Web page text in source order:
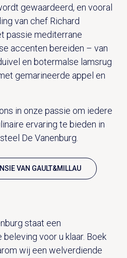
gewaardeerd, en vooral
van chef Richard
passie mediterrane
accenten bereiden – van
en botermalse lamsrug
gemarineerde appel en
in onze passie om iedere
ervaring te bieden in
De Vanenburg.
VAN GAULT&MILLAU
staat een
voor u klaar. Boek
wij een welverdiende